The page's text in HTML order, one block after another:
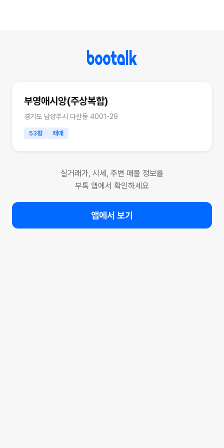
부영애시앙(주상복합)
경기도 남양주시 다산동 4001-29
53평 매매
실거래가, 시세, 주변 매물 정보를
부톡 앱에서 확인하세요
앱에서 보기